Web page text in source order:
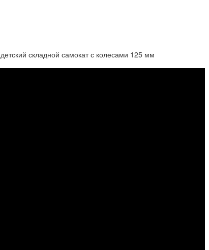
складной самокат с колесами 125 мм